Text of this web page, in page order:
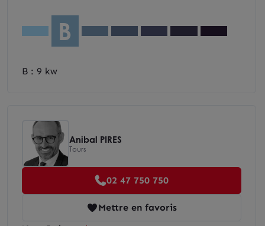
B
B : 9 kw
Anibal PIRES
Tours
02 47 750 750
Mettre en favoris